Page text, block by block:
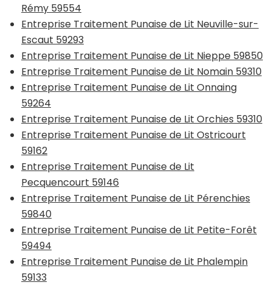
Rémy 59554
Entreprise Traitement Punaise de Lit Neuville-sur-
Escaut 59293
Entreprise Traitement Punaise de Lit Nieppe 59850
Entreprise Traitement Punaise de Lit Nomain 59310
Entreprise Traitement Punaise de Lit Onnaing
59264
Entreprise Traitement Punaise de Lit Orchies 59310
Entreprise Traitement Punaise de Lit Ostricourt
59162
Entreprise Traitement Punaise de Lit
Pecquencourt 59146
Entreprise Traitement Punaise de Lit Pérenchies
59840
Entreprise Traitement Punaise de Lit Petite-Forêt
59494
Entreprise Traitement Punaise de Lit Phalempin
59133